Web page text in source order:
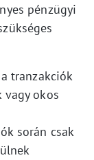
pénzügyi
tranzakciók
vagy okos
során csak